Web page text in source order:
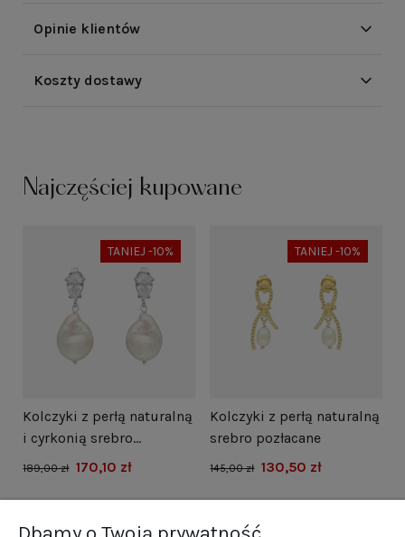
Opinie klientów
Koszty dostawy
Najczęściej kupowane
TANIEJ -10%
Kolczyki z perłą naturalną
i cyrkonią srebro
rodowane
189,00 zł 170,10 zł
TANIEJ -10%
Kolczyki z perłą naturalną
srebro pozłacane
145,00 zł 130,50 zł